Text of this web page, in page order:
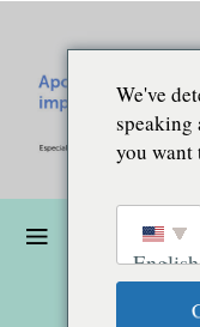
We've
speaking
you want
English